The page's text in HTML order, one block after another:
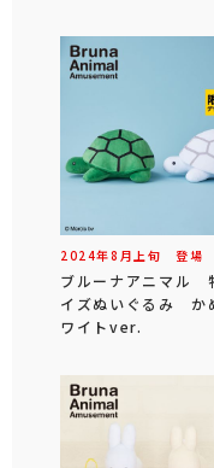
2024年8 月 上旬 登場
ブルーナアニマル
イズぬいぐるみ
ワイトver.